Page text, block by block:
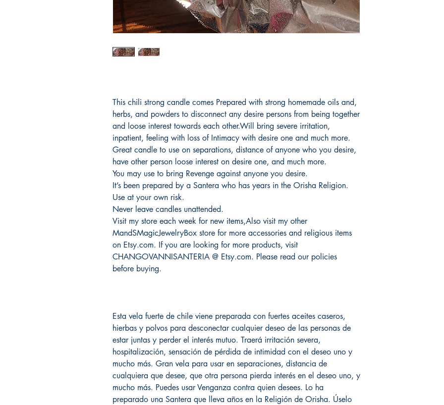
This chili strong candle comes Prepared with strong homemade oils and,
herbs, and powders to disconnect any desire persons from being together
and loose interest towards each other.Will bring severe irritation,
inpatient, feeling with loss of Intimacy with desire one and much more.
Great candle to use on separations, distance of anyone who you desire,
have other person loose interest on desire one, and much more.
You may use to bring Revenge against anyone you desire.
It’s been prepared by a Santera who has years in the Orisha Religion.
Use at your own risk.
Never leave candles unattended.
Visit my store each week for new items,Also visit my other
MandSMagicJewelryBox store for more accessories and religious items
on Etsy.com. If you are looking for more products, visit
CHANGOVANNISANTERIA @ Etsy.com. Please read our policies
before buying.
Esta vela fuerte de chile viene preparada con fuertes aceites caseros,
hierbas y polvos para desconectar cualquier deseo de las personas de
estar juntas y perder el interés mutuo. Traerá irritación severa,
hospitalización, sensación de pérdida de intimidad con el deseo uno y
mucho más. Gran vela para usar en separaciones, distancia de
cualquiera que desee, que otra persona pierda interés en el deseo uno, y
mucho más. Puedes usar Venganza contra quien desees. Lo ha
preparado una Santera que lleva años en la Religión de Orisha. Úselo